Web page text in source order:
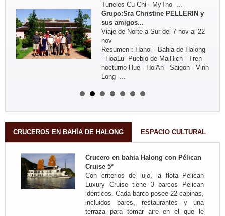
Tuneles Cu Chi - MyTho -...
Grupo:Sra Christine PELLERIN y
sus amigos...
Viaje de Norte a Sur del 7 nov al 22
nov
Resumen : Hanoi - Bahia de Halong
- HoaLu- Pueblo de MaiHich - Tren
nocturno Hue - HoiAn - Saigon - Vinh
Long -...
amigos ...
de lo commul en el norte de Vietnam
Trayecto en resumen: Hanoi - Lago
ThacBa - Thong Nguyen - Pueblo
personas de...
Trayecto en resumen: Saigon -
MyTho - VinhLong ( en casa de
habitante) - CanTho ( En casa de
habitante ) - HoiAn - Hue - Hanoi -
MaiChau - HoaLu - Bahia de...
Grupo: Familia de JADOUL (05
CRUCEROS EN BAHÍA DE HALONG ESPACIO CULTURAL
Crucero en bahia Halong con Pélican
Cruise 5*
Con criterios de lujo, la flota Pelican
Luxury Cruise tiene 3 barcos Pelican
idénticos. Cada barco posee 22 cabinas,
incluidos bares, restaurantes y una
terraza para tomar aire en el que le